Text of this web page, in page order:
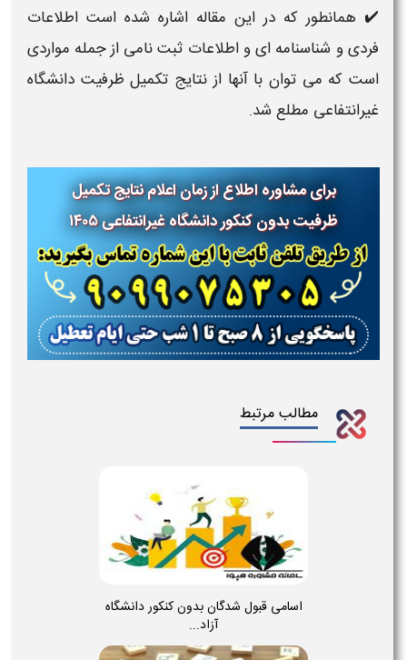
✔️ همانطور که در این مقاله اشاره شده است اطلاعات
فردی و شناسنامه ای و اطلاعات ثبت نامی از جمله مواردی
است که می توان با آنها از نتایج تکمیل ظرفیت دانشگاه
غیرانتفاعی مطلع شد.
برای مشاوره اطلاع از زمان اعلام نتایج تکمیل
ظرفیت بدون کنکور دانشگاه غیرانتفاعی۱۴۰۵
مطالب مرتبط
اسامی قبول شدگان بدون کنکور دانشگاه
آزاد...